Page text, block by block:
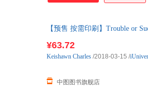
【预售 按需印刷】Trouble or
¥63.72
中图图书旗舰店
Keishawn Charles /2018-03-15 /